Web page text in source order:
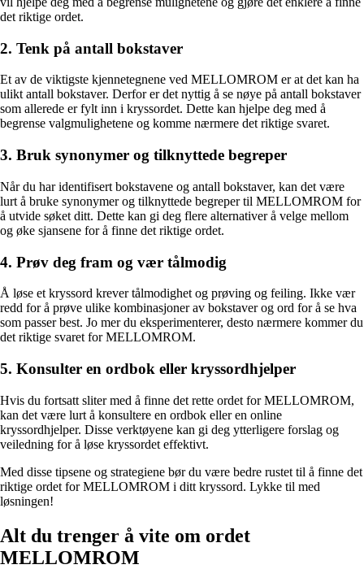
det riktige ordet.
2. Tenk på antall bokstaver
Et av de viktigste kjennetegnene ved MELLOMROM er at det kan ha
ulikt antall bokstaver. Derfor er det nyttig å se nøye på antall bokstaver
som allerede er fylt inn i kryssordet. Dette kan hjelpe deg med å
begrense valgmulighetene og komme nærmere det riktige svaret.
3. Bruk synonymer og tilknyttede begreper
Når du har identifisert bokstavene og antall bokstaver, kan det være
lurt å bruke synonymer og tilknyttede begreper til MELLOMROM for
å utvide søket ditt. Dette kan gi deg flere alternativer å velge mellom
og øke sjansene for å finne det riktige ordet.
4. Prøv deg fram og vær tålmodig
Å løse et kryssord krever tålmodighet og prøving og feiling. Ikke vær
redd for å prøve ulike kombinasjoner av bokstaver og ord for å se hva
som passer best. Jo mer du eksperimenterer, desto nærmere kommer du
det riktige svaret for MELLOMROM.
5. Konsulter en ordbok eller kryssordhjelper
Hvis du fortsatt sliter med å finne det rette ordet for MELLOMROM,
kan det være lurt å konsultere en ordbok eller en online
kryssordhjelper. Disse verktøyene kan gi deg ytterligere forslag og
veiledning for å løse kryssordet effektivt.
Med disse tipsene og strategiene bør du være bedre rustet til å finne det
riktige ordet for MELLOMROM i ditt kryssord. Lykke til med
løsningen!
Alt du trenger å vite om ordet
MELLOMROM